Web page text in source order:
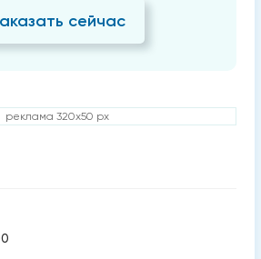
сейчас
реклама 320x50 px